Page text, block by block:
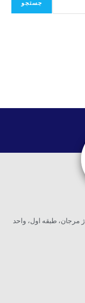
جستجو
مرجان، طبقه اول، واحد